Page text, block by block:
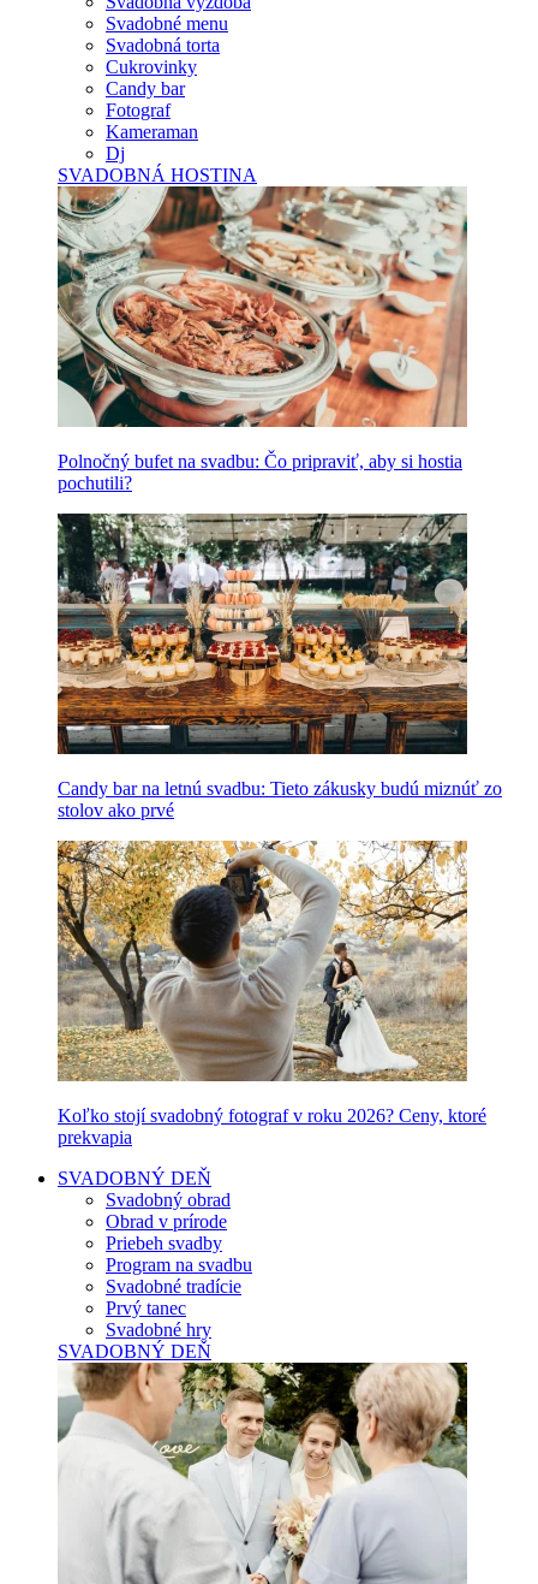
Svadobné menu
Svadobná torta
Cukrovinky
Candy bar
Fotograf
Kameraman
Dj
SVADOBNÁ HOSTINA
Polnočný bufet na svadbu: Čo pripraviť, aby si hostia
pochutili?
Candy bar na letnú svadbu: Tieto zákusky budú miznúť zo
stolov ako prvé
Koľko stojí svadobný fotograf v roku 2026? Ceny, ktoré
prekvapia
SVADOBNÝ DEŇ
Svadobný obrad
Obrad v prírode
Priebeh svadby
Program na svadbu
Svadobné tradície
Prvý tanec
Svadobné hry
SVADOBNÝ DEŇ